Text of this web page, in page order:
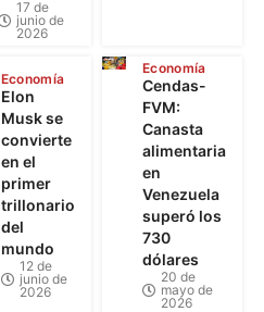
17 de
junio de
2026
Economía
Elon
Musk se
convierte
en el
primer
trillonario
del
mundo
12 de
junio de
2026
Economía
Cendas-
FVM:
Canasta
alimentaria
en
Venezuela
superó los
730
dólares
20 de
mayo de
2026